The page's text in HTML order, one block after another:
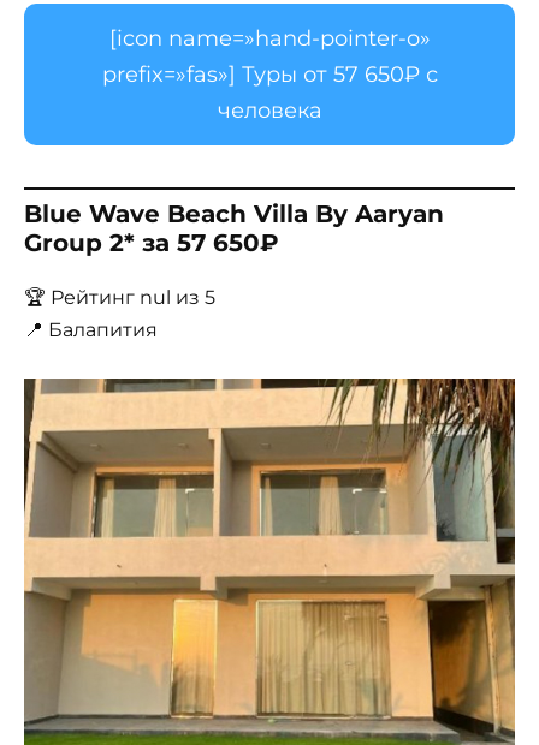
[icon name=»hand-pointer-o»
prefix=»fas»] Туры от 57 650₽ с
человека
Blue Wave Beach Villa By Aaryan
Group 2* за 57 650₽
🏆 Рейтинг nul из 5
📍 Балапития